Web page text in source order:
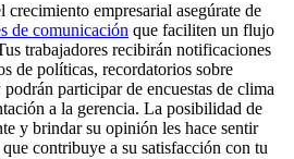
empresarial asegúrate de
de comunicación que faciliten un flujo
trabajadores recibirán notificaciones
de políticas, recordatorios sobre
participar de encuestas de clima
a la gerencia. La posibilidad de
y brindar su opinión les hace sentir
contribuye a su satisfacción con tu